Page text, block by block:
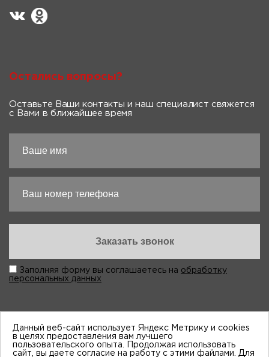
Остались вопросы?
Оставьте Ваши контакты и наш специалист свяжется
с Вами в ближайшее время
Заполняя форму вы соглашаетесь на обработку
персональных данных
“Виктория-Авто”, 1998-2026
Данный веб-сайт использует Яндекс Метрику и cookies
в целях предоставления вам лучшего
пользовательского опыта. Продолжая использовать
сайт, вы даете согласие на работу с этими файлами. Для